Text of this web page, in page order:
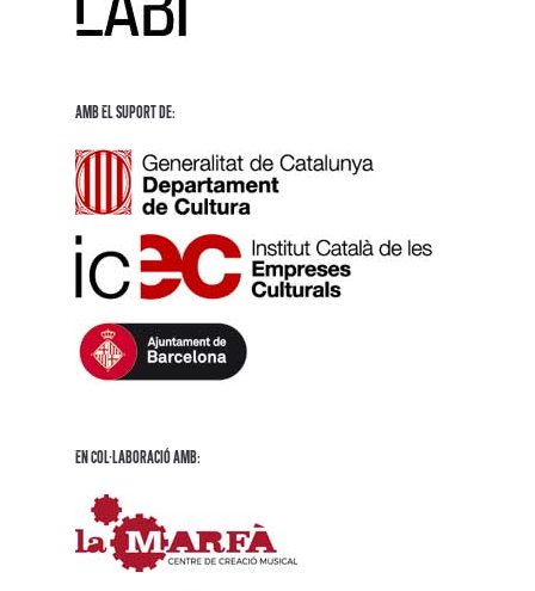
Amb El Suport de:
En Col·laboració amb: